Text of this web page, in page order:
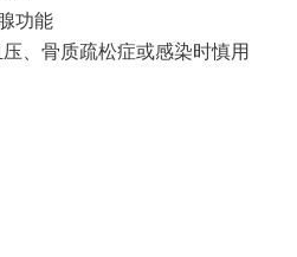
功能
、骨质疏松症或感染时慎用